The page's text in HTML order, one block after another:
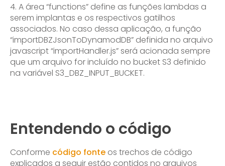
4. A área “functions” define as funções lambdas a
serem implantas e os respectivos gatilhos
associados. No caso dessa aplicação, a função
“importDBZJsonToDynamodDB” definida no arquivo
javascript “importHandler.js” será acionada sempre
que um arquivo for incluído no bucket S3 definido
na variável S3_DBZ_INPUT_BUCKET.
Entendendo o código
Conforme código fonte os trechos de código
explicados a seguir estão contidos no arquivos